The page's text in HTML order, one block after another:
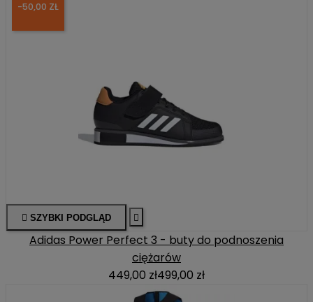
-50,00 ZŁ
 SZYBKI PODGLĄD 
Adidas Power Perfect 3 - buty do podnoszenia
ciężarów
449,00 zł499,00 zł